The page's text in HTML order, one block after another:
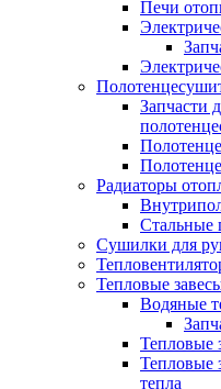
Печи
Запчасти
Радиаторы
Стальные
Сушилки для
Тепловые
Водяные
Тепловые
Тепловые
тепла